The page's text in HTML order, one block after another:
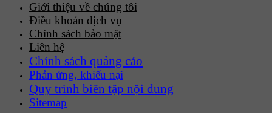
Giới thiệu về chúng tôi
Điều khoản dịch vụ
Chính sách bảo mật
Liên hệ
Chính sách quảng cáo
Phản ứng, khiếu nại
Quy trình biên tập nội dung
Sitemap